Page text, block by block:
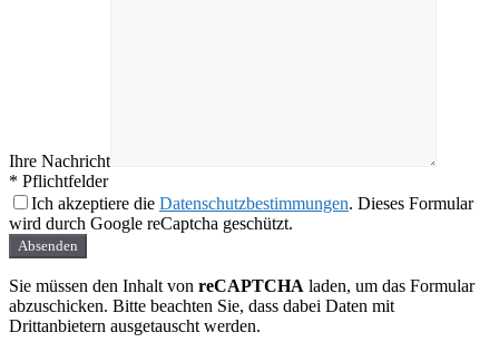
Ihre Nachricht
* Pflichtfelder
Ich akzeptiere die Datenschutzbestimmungen. Dieses Formular
wird durch Google reCaptcha geschützt.
Absenden
Sie müssen den Inhalt von reCAPTCHA laden, um das Formular
abzuschicken. Bitte beachten Sie, dass dabei Daten mit
Drittanbietern ausgetauscht werden.